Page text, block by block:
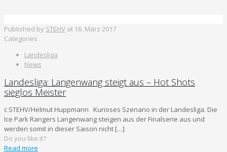
Published by STEHV at 16. März 2017
Categories
Landesliga
News
Landesliga: Langenwang steigt aus – Hot Shots
sieglos Meister
c STEHV/Helmut Huppmann Kurioses Szenario in der Landesliga. Die
Ice Park Rangers Langenwang steigen aus der Finalserie aus und
werden somit in dieser Saison nicht […]
Do you like it?
Read more